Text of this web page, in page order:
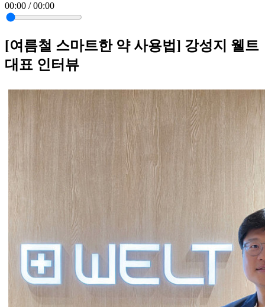
00:00 / 00:00
[여름철 스마트한 약 사용법] 강성지 웰트
대표 인터뷰